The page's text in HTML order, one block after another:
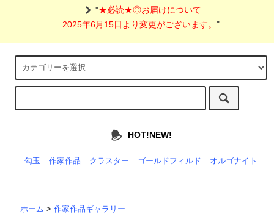
"★必読★◎お届けについて
2025年6月15日より変更がございます。"
HOT!NEW!
勾玉 作家作品 クラスター ゴールドフィルド オルゴナイト
ホーム >作家作品ギャラリー